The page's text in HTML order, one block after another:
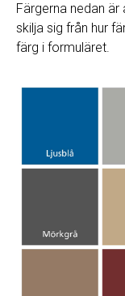
Färgerna nedan
skilja sig från hur
färg i formuläret.